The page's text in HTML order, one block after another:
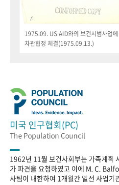
1975.09. US AID와의 보건시범사업
차관협정 체결(1975.09.13.)
미국 인구협회(PC)
The Population Council
1962년 11월 보건사회부는 가족계획
가 파견을 요청하였고 이에 M. C.
사팀이 내한하여 1개월간 일선 사업기